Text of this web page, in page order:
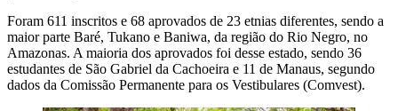
Foram 611 inscritos e 68 aprovados de 23 etnias diferentes, sendo a
maior parte Baré, Tukano e Baniwa, da região do Rio Negro, no
Amazonas. A maioria dos aprovados foi desse estado, sendo 36
estudantes de São Gabriel da Cachoeira e 11 de Manaus, segundo
dados da Comissão Permanente para os Vestibulares (Comvest).